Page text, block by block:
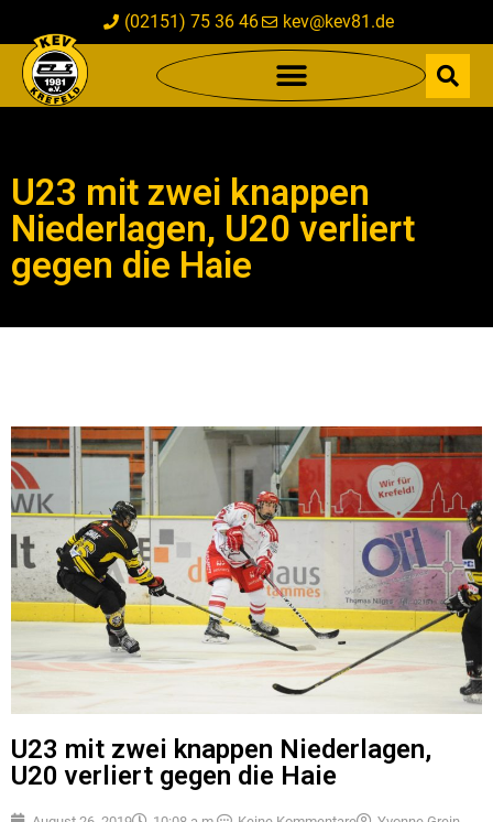
(02151) 75 36 46 kev@kev81.de
U23 mit zwei knappen
Niederlagen, U20 verliert
gegen die Haie
U23 mit zwei knappen Niederlagen,
U20 verliert gegen die Haie